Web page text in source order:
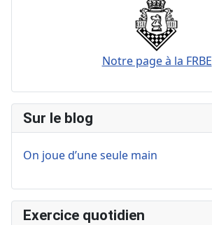
Notre page à la FRBE
Sur le blog
On joue d’une seule main
Exercice quotidien